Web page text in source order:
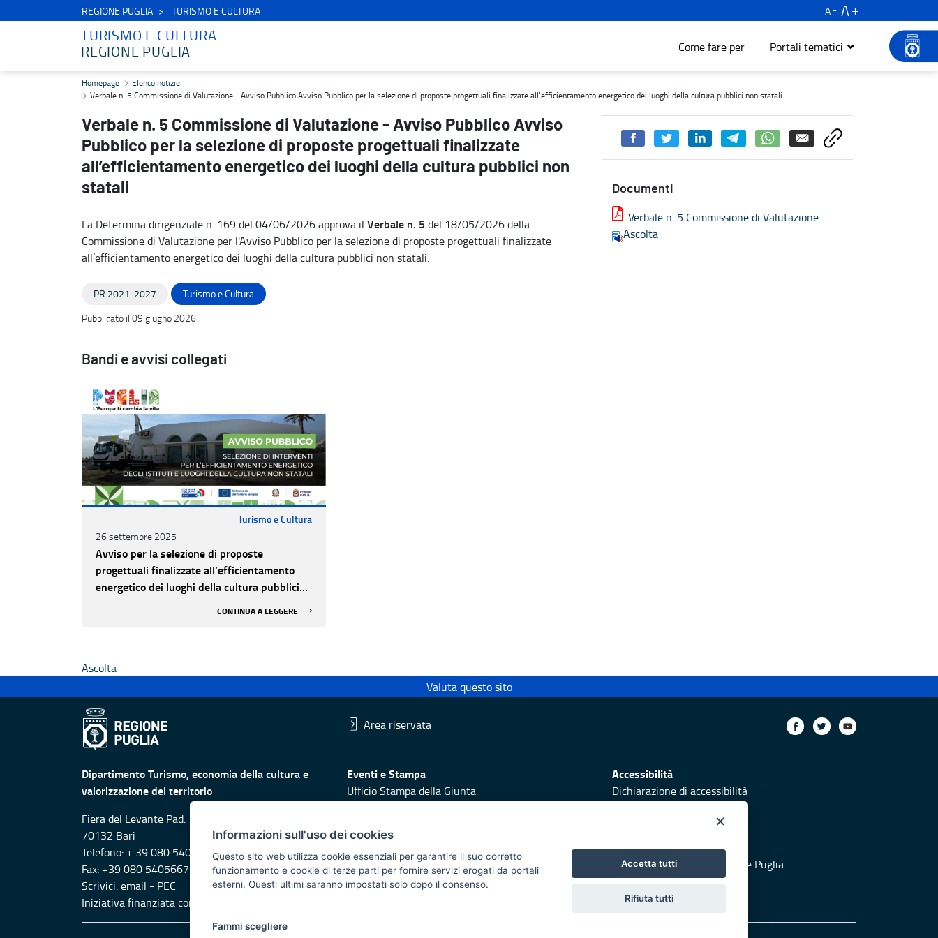
REGIONE PUGLIA TURISMO E CULTURA A
A
TURISMO E CULTURA
REGIONE PUGLIA
Come fare per Portali tematici
Verbale n. 5 Commissione di Valutazione - Avviso Pubblico Avviso Pubblico per la selezione di proposte progettuali finalizzate all’efficientamento energetico dei luoghi della cultura pubblici non
Homepage
Elenco notizie
Verbale n. 5 Commissione di Valutazione - Avviso Pubblico Avviso Pubblico per la selezione di proposte progettuali finalizzate all’efficientamento energetico dei luoghi della cultura pubblici non statali
Verbale n. 5 Commissione di Valutazione - Avviso Pubblico Avviso
Pubblico per la selezione di proposte progettuali finalizzate
all’efficientamento energetico dei luoghi della cultura pubblici non
statali
La Determina dirigenziale n. 169 del 04/06/2026 approva il Verbale n. 5 del 18/05/2026 della
Commissione di Valutazione per l'Avviso Pubblico per la selezione di proposte progettuali finalizzate
all’efficientamento energetico dei luoghi della cultura pubblici non statali.
Documenti
Verbale n. 5 Commissione di Valutazione
Ascolta
PR 2021-2027
Turismo e Cultura
Pubblicato il 09 giugno 2026
Bandi e avvisi collegati
Turismo e Cultura
26 settembre 2025
Avviso per la selezione di proposte
progettuali finalizzate all’efficientamento
energetico dei luoghi della cultura pubblici
CONTINUA A LEGGERE
Ascolta
Valuta questo sito
Area riservata
Dipartimento Turismo, economia della cultura e
valorizzazione del territorio
Fiera del Levante Pad. 107, Lungomare Starita -
70132 Bari
Telefono: + 39 080 5405615
Fax: +39 080 5405667
Scrivici:email - PEC
Eventi e Stampa
Ufficio Stampa della Giunta
Press Regione
Accessibilità
Dichiarazione di accessibilità
Obiettivi di accessibilità
Responsabili di pubblicazione
Protezione civile
Vai al sito di Protezione Civile Puglia
Iniziativa finanziata con risorse del POR Puglia 2014/2020 - Asse XI
×
Informazioni sull'uso dei cookies
Questo sito web utilizza cookie essenziali per garantire il suo corretto
funzionamento e cookie di terze parti per fornire servizi erogati da portali
esterni. Questi ultimi saranno impostati solo dopo il consenso.
Fammi scegliere
Accetta tutti
Rifiuta tutti